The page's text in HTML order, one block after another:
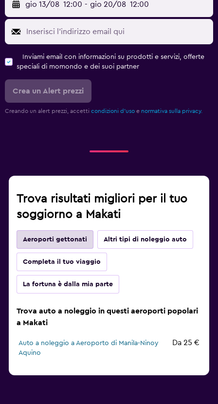
gio 13/08 12:00 - gio 20/08 12:00
Inviami email con informazioni su prodotti e servizi, offerte
speciali di momondo e dei suoi partner
Crea un Alert prezzi
Creando un alert prezzi, accetti condizioni d'uso e normativa sulla privacy.
Trova risultati migliori per il tuo
soggiorno a Makati
Aeroporti gettonati Altri tipi di noleggio auto
Completa il tuo viaggio
La fortuna è dalla mia parte
Trova auto a noleggio in questi aeroporti popolari
a Makati
Auto a noleggio a Aeroporto di Manila-Ninoy
Aquino
Da 25 €